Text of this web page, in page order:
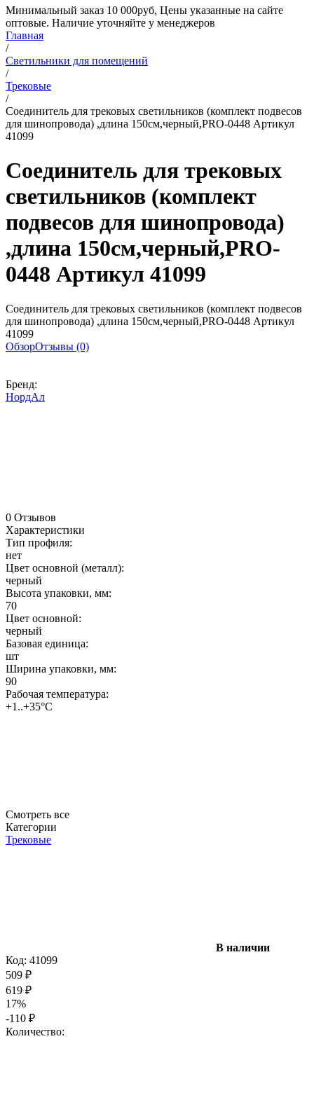
Минимальный заказ 10 000руб, Цены указанные на сайте
оптовые. Наличие уточняйте у менеджеров
Главная
/
Светильники для помещений
/
Трековые
/
Соединитель для трековых светильников (комплект подвесов
для шинопровода) ,длина 150см,черный,PRO-0448 Артикул
41099
Соединитель для трековых
светильников (комплект
подвесов для шинопровода)
,длина 150см,черный,PRO-
0448 Артикул 41099
Соединитель для трековых светильников (комплект подвесов
для шинопровода) ,длина 150см,черный,PRO-0448 Артикул
41099
ОбзорОтзывы (0)
Бренд:
НордАл
0 Отзывов
Характеристики
Тип профиля:
нет
Цвет основной (металл):
черный
Высота упаковки, мм:
70
Цвет основной:
черный
Базовая единица:
шт
Ширина упаковки, мм:
90
Рабочая температура:
+1..+35°C
Смотреть все
Категории
Трековые
В наличии
Код: 41099
509 ₽
619 ₽
17%
-110 ₽
Количество: